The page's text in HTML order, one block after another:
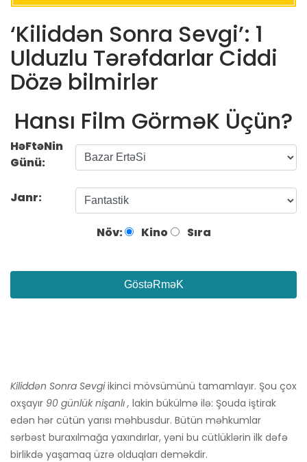
‘Kiliddən Sonra Sevgi’: 1
Ulduzlu Tərəfdarlar Ciddi
Dözə bilmirlər
Hansı Film GörməK Üçün?
HəFtəNin
Günü:
Janr:
Növ: Kino Sıra
GöstəRməK
Kiliddən Sonra Sevgiikinci mövsümünü tamamlayır. Şou çox
oxşayır 90 günlük nişanlı , lakin bükülmə ilə: Şouda iştirak
edən hər cütün yarısı məhbusdur. Bütün məhkumlar
sərbəst buraxılmağa yaxındırlar, yəni bu cütlüklərin ilk dəfə
birlikdə yaşamaq üzrə olduqları deməkdir.